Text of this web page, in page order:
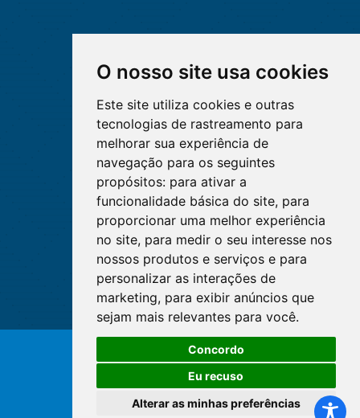
O nosso site usa cookies
Este site utiliza cookies e outras
tecnologias de rastreamento para
melhorar sua experiência de
navegação para os seguintes
propósitos: para ativar a
funcionalidade básica do site, para
proporcionar uma melhor experiência
no site, para medir o seu interesse nos
nossos produtos e serviços e para
personalizar as interações de
marketing, para exibir anúncios que
sejam mais relevantes para você.
Concordo
Eu recuso
Alterar as minhas preferências
© Copyright 2026 - Cofen/CORENs